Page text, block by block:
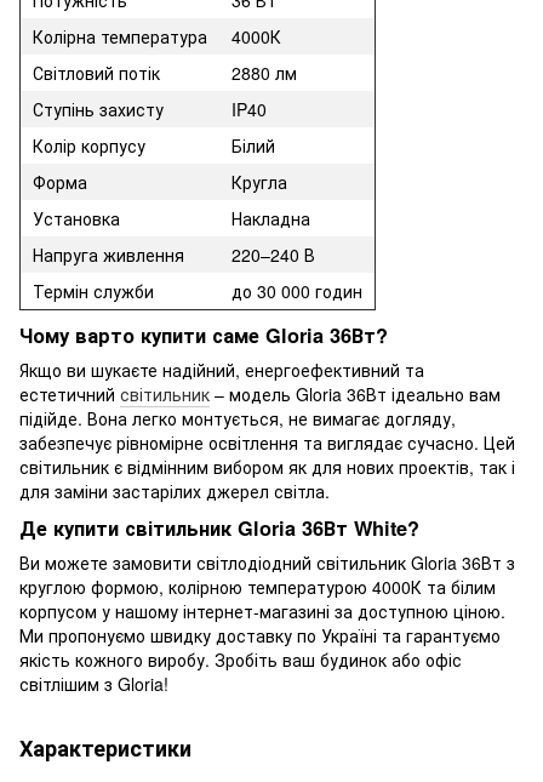
Колірна температура
4000К
Світловий потік
2880 лм
Ступінь захисту
IP40
Колір корпусу
Білий
Форма
Кругла
Установка
Накладна
Напруга живлення
220–240 В
Термін служби
до 30 000 годин
Чому варто купити саме Gloria 36Вт?
Якщо ви шукаєте надійний, енергоефективний та
естетичний світильник – модель Gloria 36Вт ідеально вам
підійде. Вона легко монтується, не вимагає догляду,
забезпечує рівномірне освітлення та виглядає сучасно. Цей
світильник є відмінним вибором як для нових проектів, так і
для заміни застарілих джерел світла.
Де купити світильник Gloria 36Вт White?
Ви можете замовити світлодіодний світильник Gloria 36Вт з
круглою формою, колірною температурою 4000К та білим
корпусом у нашому інтернет-магазині за доступною ціною.
Ми пропонуємо швидку доставку по Україні та гарантуємо
якість кожного виробу. Зробіть ваш будинок або офіс
світлішим з Gloria!
Характеристики